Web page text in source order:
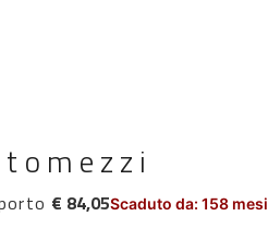
€ 84,05Scaduto da: 158 mesi